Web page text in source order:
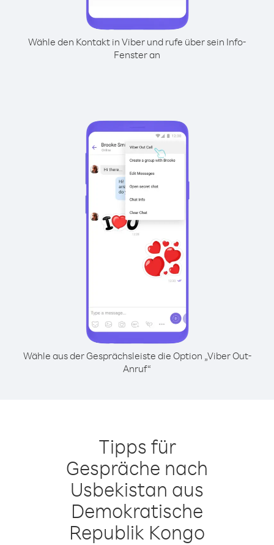
Wähle den Kontakt in Viber und rufe über sein Info-
Fenster an
Wähle aus der Gesprächsleiste die Option „Viber Out-
Anruf“
Tipps für
Gespräche nach
Usbekistan aus
Demokratische
Republik Kongo